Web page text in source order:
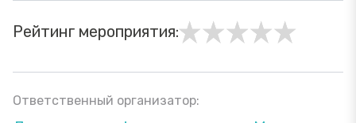
Рейтинг мероприятия:
Ответственный организатор: